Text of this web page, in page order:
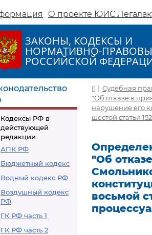
О проекте ЮИС
ЗАКОНЫ, КОДЕКСЫ И
НОРМАТИВНО-
РОССИЙСКОЙ
Кодексы РФ в
действующей
редакции
АПК РФ
Бюджетный кодекс
Водный кодекс РФ
Воздушный кодекс
РФ
ГК РФ часть 1
ГК РФ часть 2
| Судебная
"Об отказе в
нарушение его
шестой статьи
"Об
восьмой